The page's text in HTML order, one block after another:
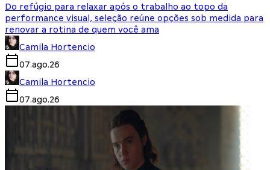
Do refúgio para relaxar após o trabalho ao topo da
performance visual, seleção reúne opções sob medida para
renovar a rotina de quem você ama
Camila Hortencio
07.ago.26
Camila Hortencio
07.ago.26